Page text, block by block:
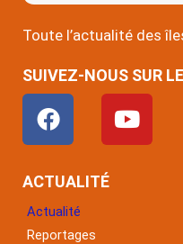
Toute l’actualité des
SUIVEZ-NOUS SUR
F
a
c
e
o
Y
o
u
ACTUALITÉ
Actualité
Reportages